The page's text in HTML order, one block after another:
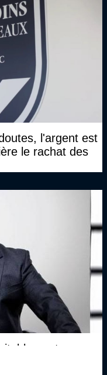
l'argent est
le rachat des
de